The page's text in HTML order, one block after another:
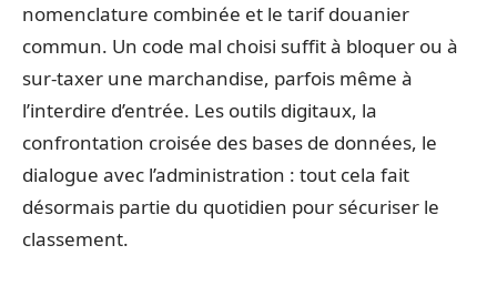
nomenclature combinée et le tarif douanier
commun. Un code mal choisi suffit à bloquer ou à
sur-taxer une marchandise, parfois même à
l’interdire d’entrée. Les outils digitaux, la
confrontation croisée des bases de données, le
dialogue avec l’administration : tout cela fait
désormais partie du quotidien pour sécuriser le
classement.